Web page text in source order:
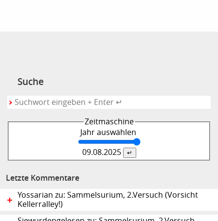
Suche
Zeitmaschine
Jahr auswählen
09.08.2025
Letzte Kommentare
Yossarian zu: Sammelsurium, 2.Versuch (Vorsicht
Kellerralley!)